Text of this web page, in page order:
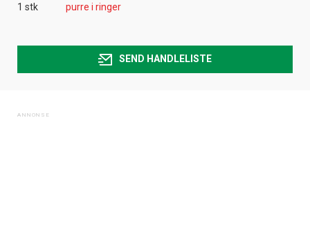
1 stk
purre i ringer
SEND HANDLELISTE